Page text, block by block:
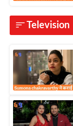
Television